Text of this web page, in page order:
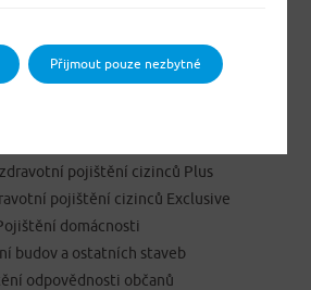
Cestovní pojištění
pojištění MEDVÍDEK
pojištění cizinců Plus
pojištění cizinců Exclusive
domácnosti
budov a ostatních staveb
odpovědnosti občanů
Přijmout pouze nezbytné